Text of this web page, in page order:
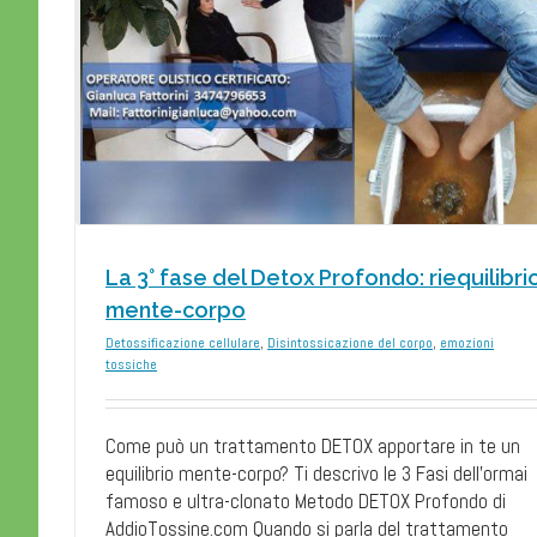
La 3° fase del Detox Profondo:
mente-corpo
Detossificazione cellulare, Disintossicazione del corpo, emozioni
tossiche
Come può un trattamento DETOX apportare in te un
equilibrio mente-corpo? Ti descrivo le 3 Fasi dell'ormai
famoso e ultra-clonato Metodo DETOX Profondo di
AddioTossine.com Quando si parla del trattamento